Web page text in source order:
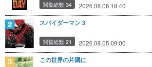
閲覧総数 34 2026.08.06 18:40
スパイダーマン３
閲覧総数 21 2026.08.05 09:00
この世界の片隅に